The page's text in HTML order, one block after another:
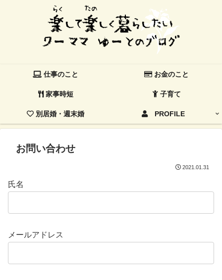
仕事のこと お金のこと
家事時短 子育て
別居婚・週末婚 PROFILE
お問い合わせ
2021.01.31
氏名
メールアドレス